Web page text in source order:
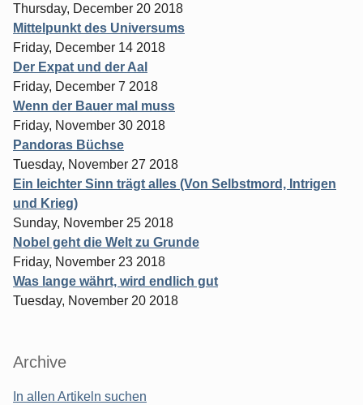
Thursday, December 20 2018
Mittelpunkt des Universums
Friday, December 14 2018
Der Expat und der Aal
Friday, December 7 2018
Wenn der Bauer mal muss
Friday, November 30 2018
Pandoras Büchse
Tuesday, November 27 2018
Ein leichter Sinn trägt alles (Von Selbstmord, Intrigen
und Krieg)
Sunday, November 25 2018
Nobel geht die Welt zu Grunde
Friday, November 23 2018
Was lange währt, wird endlich gut
Tuesday, November 20 2018
Archive
In allen Artikeln suchen